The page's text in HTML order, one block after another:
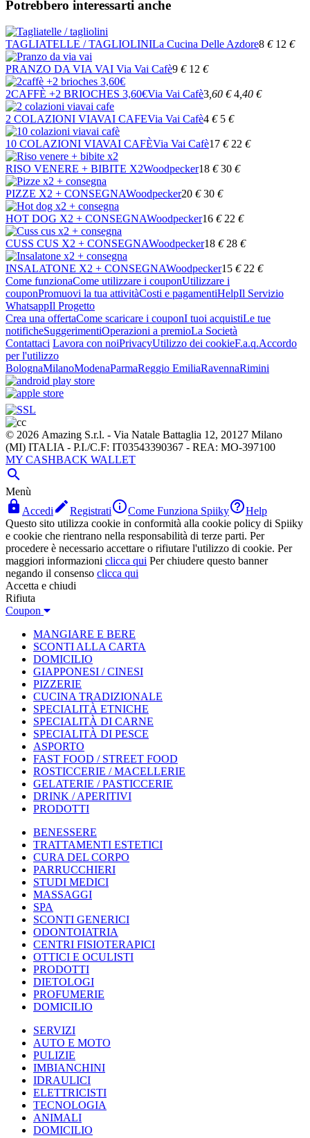
Potrebbero interessarti anche
TAGLIATELLE / TAGLIOLINILa Cucina Delle Azdore8 € 12 €
PRANZO DA VIA VAI Via Vai Cafè9 € 12 €
2CAFFÈ +2 BRIOCHES 3,60€Via Vai Cafè3,60 € 4,40 €
2 COLAZIONI VIAVAI CAFEVia Vai Cafè4 € 5 €
10 COLAZIONI VIAVAI CAFÈVia Vai Cafè17 € 22 €
RISO VENERE + BIBITE X2Woodpecker18 € 30 €
PIZZE X2 + CONSEGNAWoodpecker20 € 30 €
HOT DOG X2 + CONSEGNAWoodpecker16 € 22 €
CUSS CUS X2 + CONSEGNAWoodpecker18 € 28 €
INSALATONE X2 + CONSEGNAWoodpecker15 € 22 €
Come funzionaCome utilizzare i couponUtilizzare i
couponPromuovi la tua attivitàCosti e pagamentiHelpIl Servizio
WhatsappIl Progetto
Crea una offertaCome scaricare i couponI tuoi acquistiLe tue
notificheSuggerimentiOperazioni a premioLa Società
Contattaci Lavora con noiPrivacyUtilizzo dei cookieF.a.q.Accordo
per l'utilizzo
BolognaMilanoModenaParmaReggio EmiliaRavennaRimini
© 2026 Amazing S.r.l. - Via Natale Battaglia 12, 20127 Milano
(MI) ITALIA - P.I./C.F: IT03543390367 - REA: MO-397100
MY CASHBACK WALLET

Menù
 AccediRegistratiCome Funziona SpiikyHelp
Questo sito utilizza cookie in conformità alla cookie policy di Spiiky
e cookie che rientrano nella responsabilità di terze parti. Per
procedere è necessario accettare o rifiutare l'utilizzo di cookie. Per
maggiori informazioni clicca qui Per chiudere questo banner
negando il consenso clicca qui
Accetta e chiudi
Rifiuta
Coupon
MANGIARE E BERE
SCONTI ALLA CARTA
DOMICILIO
GIAPPONESI / CINESI
PIZZERIE
CUCINA TRADIZIONALE
SPECIALITÀ ETNICHE
SPECIALITÀ DI CARNE
SPECIALITÀ DI PESCE
ASPORTO
FAST FOOD / STREET FOOD
ROSTICCERIE / MACELLERIE
GELATERIE / PASTICCERIE
DRINK / APERITIVI
PRODOTTI
BENESSERE
TRATTAMENTI ESTETICI
CURA DEL CORPO
PARRUCCHIERI
STUDI MEDICI
MASSAGGI
SPA
SCONTI GENERICI
ODONTOIATRIA
CENTRI FISIOTERAPICI
OTTICI E OCULISTI
PRODOTTI
DIETOLOGI
PROFUMERIE
DOMICILIO
SERVIZI
AUTO E MOTO
PULIZIE
IMBIANCHINI
IDRAULICI
ELETTRICISTI
TECNOLOGIA
ANIMALI
DOMICILIO